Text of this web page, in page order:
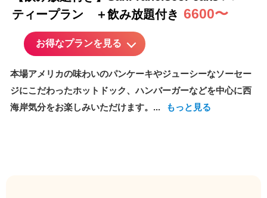
ティープラン ＋飲み放題付き 6600〜
お得なプランを見る
本場アメリカの味わいのパンケーキやジューシーなソーセー
ジにこだわったホットドック、ハンバーガーなどを中心に西
海岸気分をお楽しみいただけます。...
もっと見る